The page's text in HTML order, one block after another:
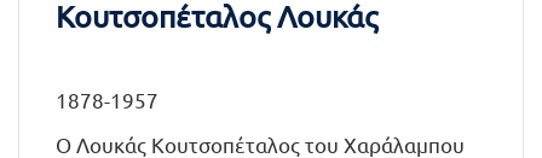
Κουτσοπέταλος Λουκάς
1878-1957
Ο Λουκάς Κουτσοπέταλος του Χαράλαμπου